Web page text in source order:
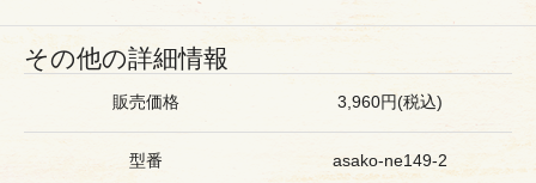
その他の詳細情報
販売価格 3,960円(税込)
型番 asako-ne149-2